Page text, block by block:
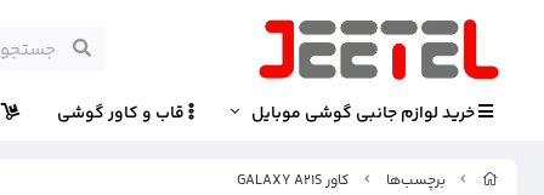
خرید لوازم جانبی گوشی موبایل قاب و کاور گوشی
برچسب‌ها کاور GALAXY A21S